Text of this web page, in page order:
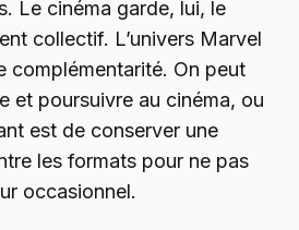
Le cinéma garde, lui, le
collectif. L’univers Marvel
complémentarité. On peut
et poursuivre au cinéma, ou
est de conserver une
les formats pour ne pas
occasionnel.